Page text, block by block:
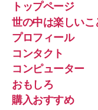
トップページ
世の中は楽しい
プロフィール
コンタクト
コンピューター
おもしろ
購入おすすめ